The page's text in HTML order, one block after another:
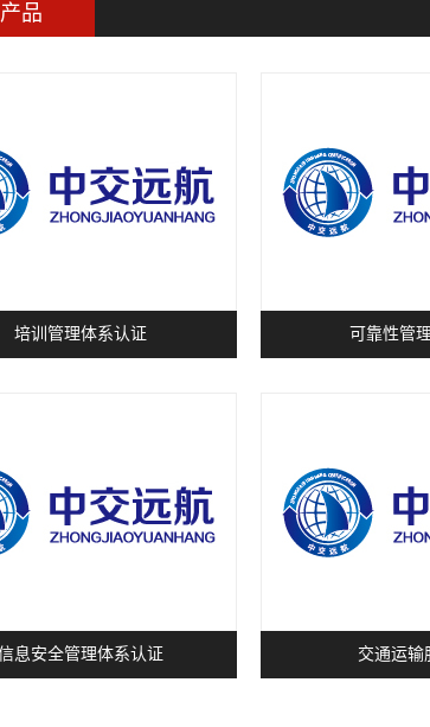
品
培训管理体系认证 可靠性管
息安全管理体系认证 交通运输